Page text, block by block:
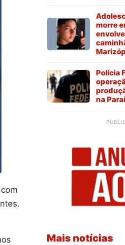
morre
Polícia
na
Mais notícias